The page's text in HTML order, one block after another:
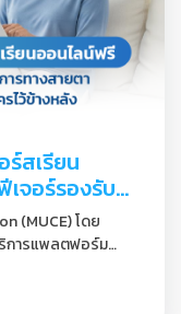
สเรียน
เจอร์รองรับผู้
เรียนรู้แบบ
(MUCE) โดย
การแพลตฟอร์ม
ตลอดชีวิต” อย่าง